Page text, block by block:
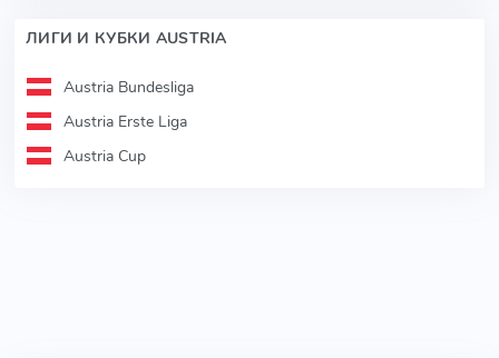
ЛИГИ И КУБКИ AUSTRIA
Austria Bundesliga
Austria Erste Liga
Austria Cup